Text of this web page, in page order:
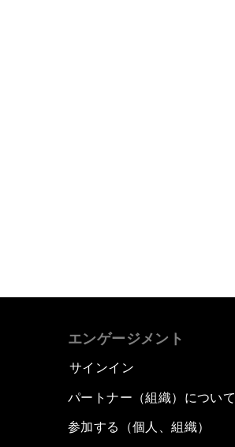
エンゲージメント
サインイン
パートナー（組織）について
参加する（個人、組織）